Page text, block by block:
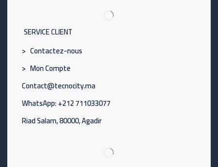
SERVICE CLIENT
> Contactez-nous
> Mon Compte
Contact@tecnocity.ma
WhatsApp: +212 711033077
Riad Salam, 80000, Agadir